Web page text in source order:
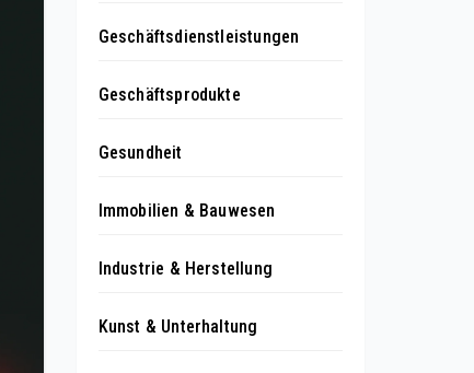
Geschäftsdienstleistungen
Geschäftsprodukte
Gesundheit
Immobilien & Bauwesen
Industrie & Herstellung
Kunst & Unterhaltung